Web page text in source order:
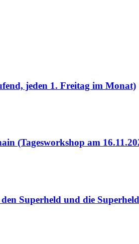
jeden 1. Freitag im Monat)
(Tagesworkshop am
Superheld und die